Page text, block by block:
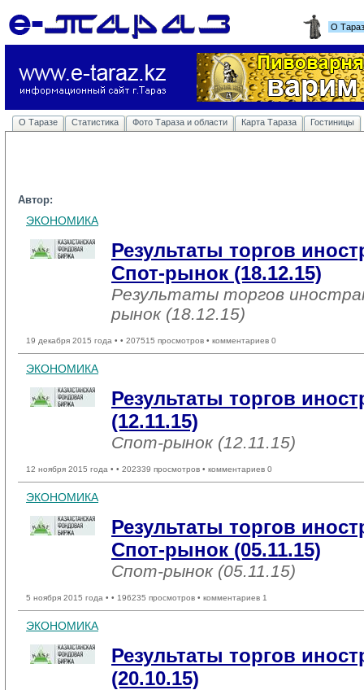
О
О Таразе Статистика Фото Тараза и области Карта Тараза Гостиницы
Автор:
ЭКОНОМИКА
Результаты торгов
Спот-рынок (18.12.15)
Результаты торгов
рынок (18.12.15)
19 декабря 2015 года • • 207515 просмотров • комментариев 0
ЭКОНОМИКА
Результаты торгов
(12.11.15)
Спот-рынок (12.11.15)
12 ноября 2015 года • • 202339 просмотров • комментариев 0
ЭКОНОМИКА
Результаты торгов
Спот-рынок (05.11.15)
Спот-рынок (05.11.15)
5 ноября 2015 года • • 196235 просмотров • комментариев 1
ЭКОНОМИКА
Результаты торгов
(20.10.15)